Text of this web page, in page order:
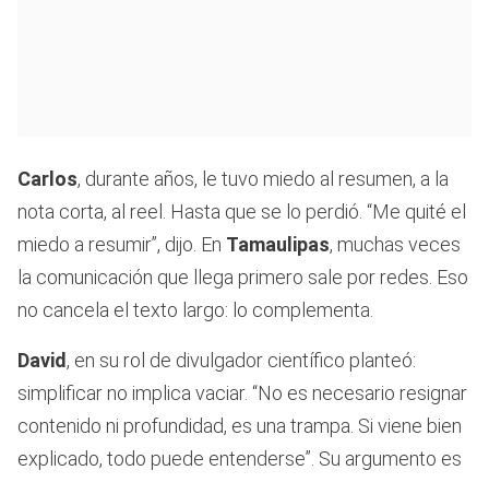
Carlos, durante años, le tuvo miedo al resumen, a la
nota corta, al reel. Hasta que se lo perdió. “Me quité el
miedo a resumir”, dijo. En Tamaulipas, muchas veces
la comunicación que llega primero sale por redes. Eso
no cancela el texto largo: lo complementa.
David, en su rol de divulgador científico planteó:
simplificar no implica vaciar. “No es necesario resignar
contenido ni profundidad, es una trampa. Si viene bien
explicado, todo puede entenderse”. Su argumento es